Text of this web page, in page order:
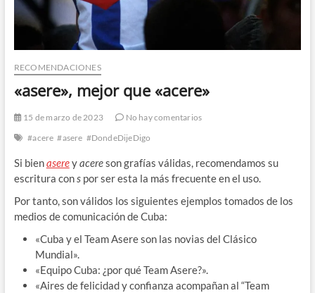
RECOMENDACIONES
«asere», mejor que «acere»
15 de marzo de 2023
No hay comentarios
#acere #asere #DondeDijeDigo
Si bienasereyacereson grafías válidas, recomendamos su
escritura conspor ser esta la más frecuente en el uso.
Por tanto, son válidos los siguientes ejemplos tomados de los
medios de comunicación de Cuba:
«Cuba y el Team Asere son las novias del Clásico
Mundial».
«Equipo Cuba: ¿por qué Team Asere?».
«Aires de felicidad y confianza acompañan al “Team